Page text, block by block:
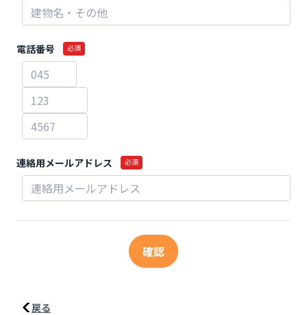
電話番号 必須
連絡用メールアドレス 必須
確認
戻る